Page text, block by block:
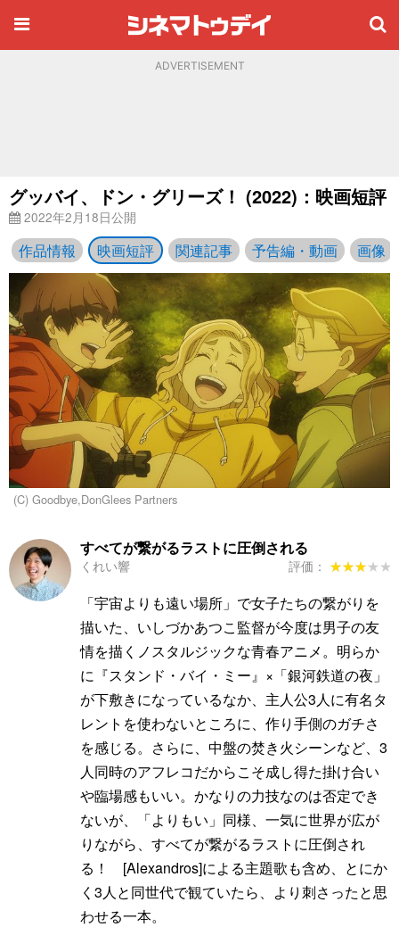
ADVERTISEMENT
グッバイ、ドン・グリーズ！ (2022)：映画短評
2022年2月18日公開
作品情報 映画短評 関連記事 予告編・動画 画像
(C) Goodbye,DonGlees Partners
すべてが繋がるラストに圧倒される
くれい響 評価： ★★★★★
★★★★★
「宇宙よりも遠い場所」で女子たちの繋がりを
描いた、いしづかあつこ監督が今度は男子の友
情を描くノスタルジックな青春アニメ。明らか
に『スタンド・バイ・ミー』×「銀河鉄道の夜」
が下敷きになっているなか、主人公3人に有名タ
レントを使わないところに、作り手側のガチさ
を感じる。さらに、中盤の焚き火シーンなど、3
人同時のアフレコだからこそ成し得た掛け合い
や臨場感もいい。かなりの力技なのは否定でき
ないが、「よりもい」同様、一気に世界が広が
りながら、すべてが繋がるラストに圧倒され
る！ [Alexandros]による主題歌も含め、とにか
く3人と同世代で観ていたら、より刺さったと思
わせる一本。